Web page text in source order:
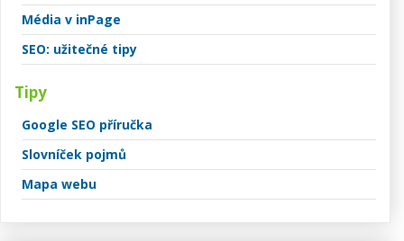
Média v inPage
SEO: užitečné tipy
Tipy
Google SEO příručka
Slovníček pojmů
Mapa webu